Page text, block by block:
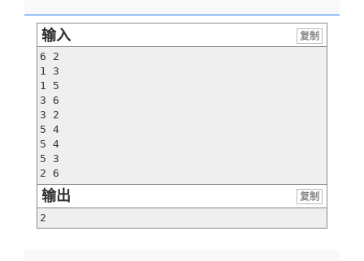
输入
复制
6 2
1 3
1 5
3 6
3 2
5 4
5 4
5 3
2 6
输出
复制
2